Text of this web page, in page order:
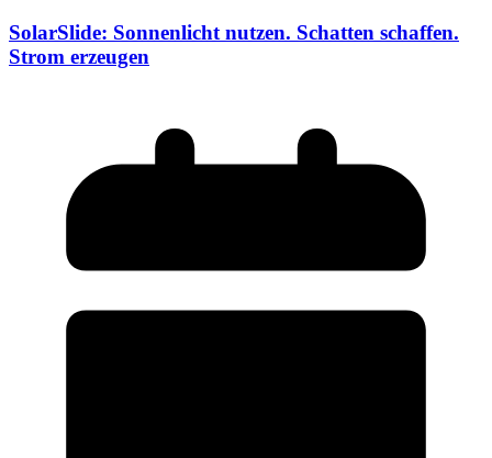
SolarSlide: Sonnenlicht nutzen. Schatten schaffen.
Strom erzeugen